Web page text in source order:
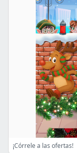
¡Córrele a las ofertas!